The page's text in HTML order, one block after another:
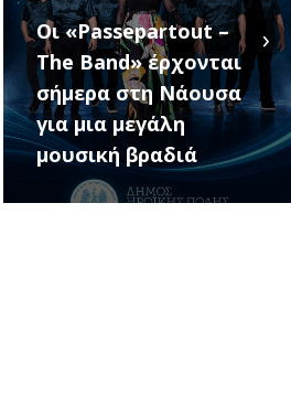
Φεστιβάλ
Κοινοτήτων Δήμου
Αλεξάνδρειας (18
Αυγούστου – 10
Σεπτεμβρίου)
›